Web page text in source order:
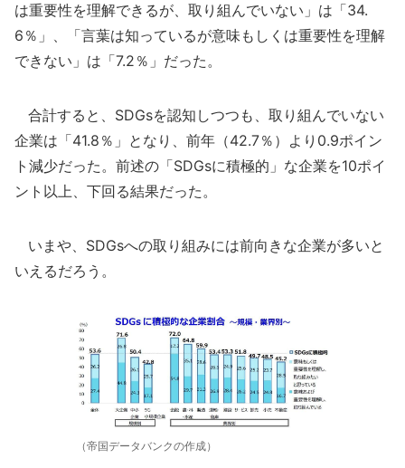
は重要性を理解できるが、取り組んでいない」は「34.
6％」、「言葉は知っているが意味もしくは重要性を理解
できない」は「7.2％」だった。
合計すると、SDGsを認知しつつも、取り組んでいない
企業は「41.8％」となり、前年（42.7％）より0.9ポイン
ト減少だった。前述の「SDGsに積極的」な企業を10ポイ
ント以上、下回る結果だった。
いまや、SDGsへの取り組みには前向きな企業が多いと
いえるだろう。
（帝国データバンクの作成）